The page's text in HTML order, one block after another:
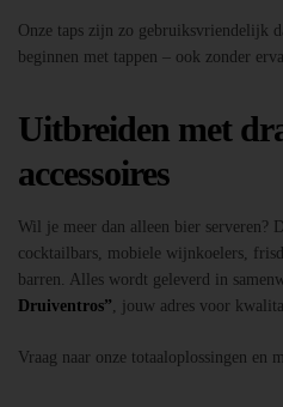
Onze taps zijn zo gebruiksvriendelijk
beginnen met tappen – ook zonder
Uitbreiden met
accessoires
Wil je meer dan alleen bier serveren?
cocktailbars, mobiele wijnkoelers,
barren. Alles wordt geleverd in
Druiventros” , jouw adres voor
Vraag naar onze totaaloplossingen en